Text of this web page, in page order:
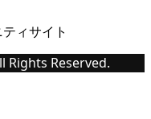
ィサイト
Rights Reserved.